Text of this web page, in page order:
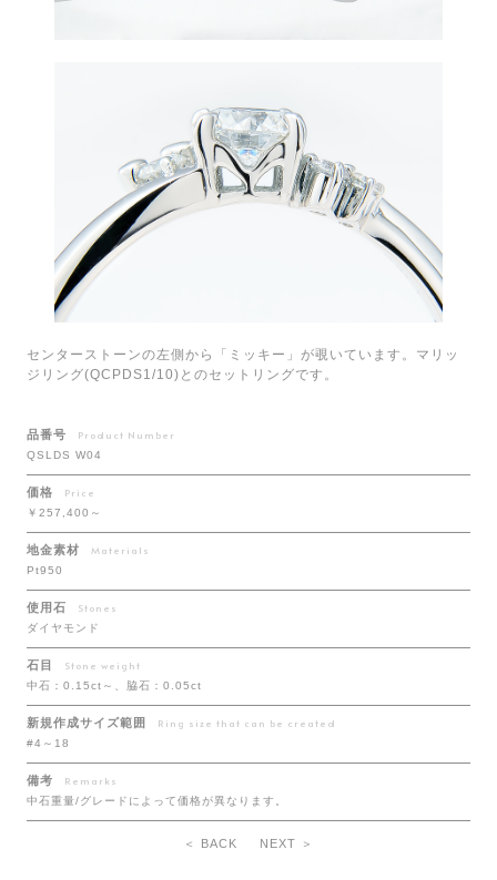
センターストーンの左側から「ミッキー」が覗いています。マリッ
ジリング(QCPDS1/10)とのセットリングです。
品番号 Product Number
QSLDS W04
価格 Price
￥257,400～
地金素材 Materials
Pt950
使用石 Stones
ダイヤモンド
石目 Stone weight
中石：0.15ct～、脇石：0.05ct
新規作成サイズ範囲 Ring size that can be created
#4～18
備考 Remarks
中石重量/グレードによって価格が異なります。
＜ BACK NEXT ＞